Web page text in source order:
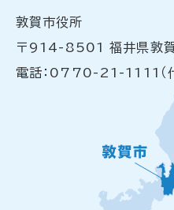
敦賀市役所
〒914-8501 福井県敦
電話：0770-21-1111（代